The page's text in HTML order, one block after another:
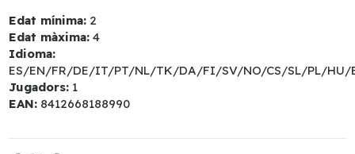
Edat mínima: 2
Edat màxima: 4
Idioma:
ES/EN/FR/DE/IT/PT/NL/TK/DA/FI/SV/NO/CS/SL/PL/HU/
Jugadors: 1
EAN: 8412668188990